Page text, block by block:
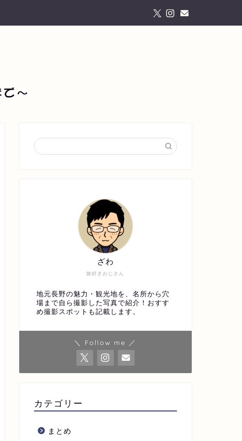
旅好きおじさん
ざわ
地元長野の魅力・観光地を、名所から穴
場まで自ら撮影した写真で紹介！おすす
め撮影スポットも記載します。
＼ Follow me ／
カテゴリー
まとめ